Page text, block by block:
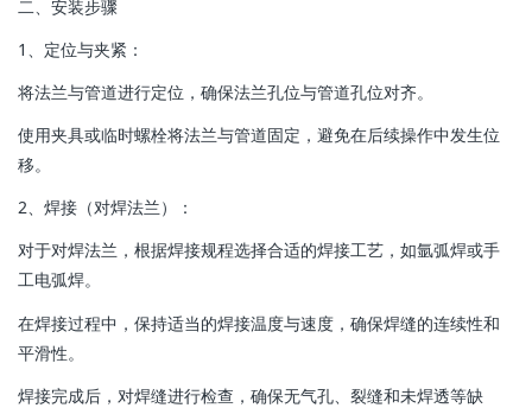
二、安装步骤
‌1、定位与夹紧‌：
将法兰与管道进行定位，确保法兰孔位与管道孔位对齐。
使用夹具或临时螺栓将法兰与管道固定，避免在后续操作中发生位
移。
‌2、焊接（对焊法兰）‌：
对于对焊法兰，根据焊接规程选择合适的焊接工艺，如氩弧焊或手
工电弧焊。
在焊接过程中，保持适当的焊接温度与速度，确保焊缝的连续性和
平滑性。
焊接完成后，对焊缝进行检查，确保无气孔、裂缝和未焊透等缺